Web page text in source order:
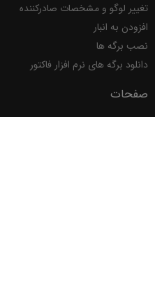
تغییر لوگو و مشخصات صادرکننده
افزودن به انبار
نصب برگه ها
دانلود برگه های نرم افزار فاکتور
صفحات